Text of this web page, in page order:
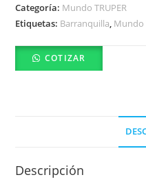
Categoría: Mundo TRUPER
Etiquetas: Barranquilla, Mundo
COTIZAR
Descripción